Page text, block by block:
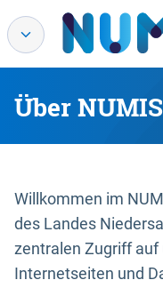
Über NUMIS
Willkommen im
des Landes
zentralen Zugriff
Internetseiten und